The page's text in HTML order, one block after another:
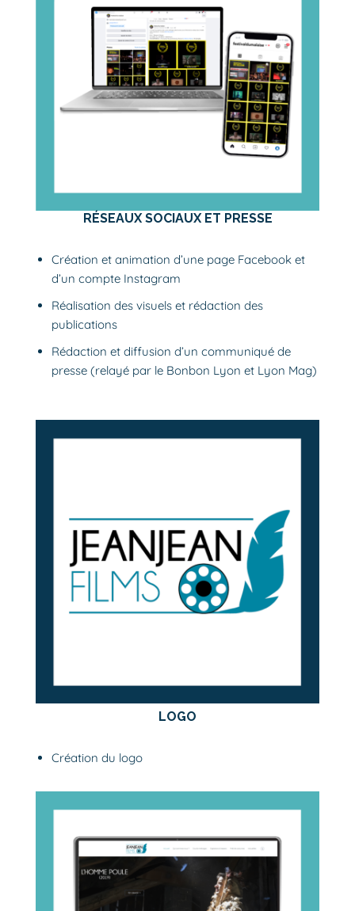
RÉSEAUX SOCIAUX ET PRESSE
Création et animation d’une page Facebook et
d’un compte Instagram
Réalisation des visuels et rédaction des
publications
Rédaction et diffusion d’un communiqué de
presse (relayé par le Bonbon Lyon et Lyon Mag)
LOGO
Création du logo